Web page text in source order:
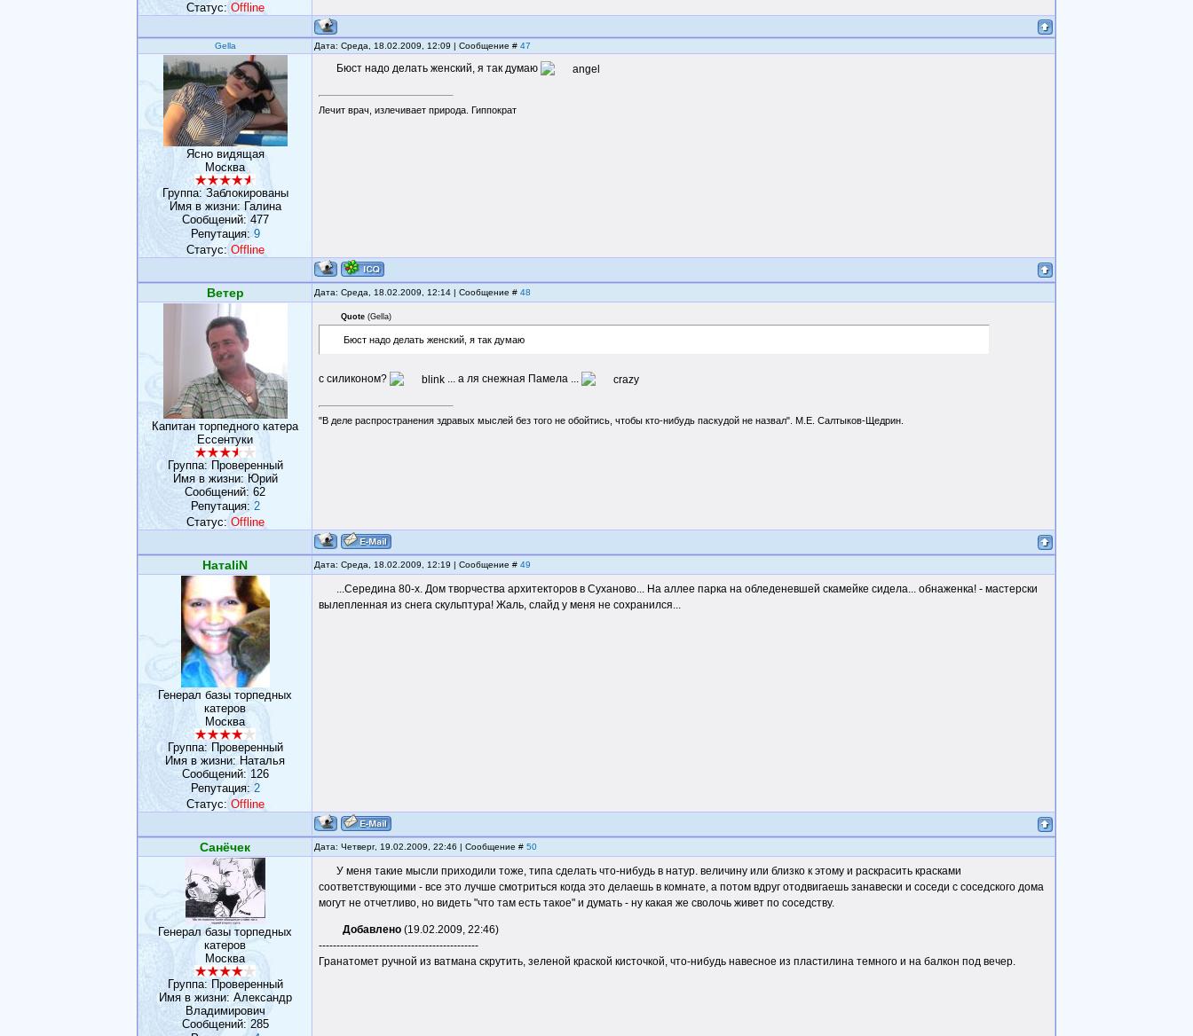
Статус: Offline
Gella Дата: Среда, 18.02.2009, 12:09 | Сообщение # 47
Ясно видящая
Москва
Группа: Заблокированы
Имя в жизни: Галина
Сообщений: 477
Репутация: 9
Статус: Offline
Бюст надо делать женский, я так думаю
Лечит врач, излечивает природа. Гиппократ
Ветер Дата: Среда, 18.02.2009, 12:14 | Сообщение # 48
Капитан торпедного катера
Ессентуки
Группа: Проверенный
Имя в жизни: Юрий
Сообщений: 62
Репутация: 2
Статус: Offline
Quote (Gella)
Бюст надо делать женский, я так думаю
с силиконом? ... а ля снежная Памела ...
"В деле распространения здравых мыслей без того не обойтись, чтобы кто-нибудь паскудой не назвал". М.Е. Салтыков-Щедрин.
НатаliN Дата: Среда, 18.02.2009, 12:19 | Сообщение # 49
Генерал базы торпедных
катеров
Москва
Группа: Проверенный
Имя в жизни: Наталья
Сообщений: 126
Репутация: 2
Статус: Offline
...Середина 80-х. Дом творчества архитекторов в Суханово... На аллее парка на обледеневшей скамейке сидела... обнаженка! - мастерски
вылепленная из снега скульптура! Жаль, слайд у меня не сохранился...
Санёчек Дата: Четверг, 19.02.2009, 22:46 | Сообщение # 50
Генерал базы торпедных
катеров
Москва
Группа: Проверенный
Имя в жизни: Александр
Владимирович
Сообщений: 285
У меня такие мысли приходили тоже, типа сделать что-нибудь в натур. величину или близко к этому и раскрасить красками
соответствующими - все это лучше смотриться когда это делаешь в комнате, а потом вдруг отодвигаешь занавески и соседи с соседского дома
могут не отчетливо, но видеть "что там есть такое" и думать - ну какая же сволочь живет по соседству.
Добавлено(19.02.2009, 22:46)
---------------------------------------------
Гранатомет ручной из ватмана скрутить, зеленой краской кисточкой, что-нибудь навесное из пластилина темного и на балкон под вечер.